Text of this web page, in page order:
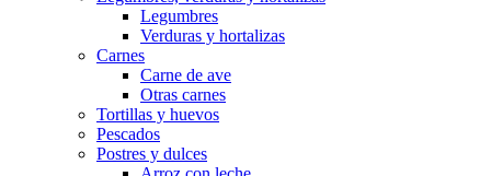
Legumbres
Verduras y hortalizas
Carnes
Carne de ave
Otras carnes
Tortillas y huevos
Pescados
Postres y dulces